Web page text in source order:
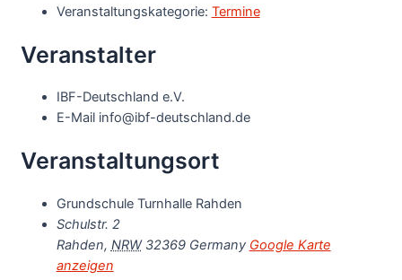
Veranstaltungskategorie: Termine
Veranstalter
IBF-Deutschland e.V.
E-Mail info@ibf-deutschland.de
Veranstaltungsort
Grundschule Turnhalle Rahden
Schulstr. 2
Rahden, NRW 32369 Germany Google Karte
anzeigen